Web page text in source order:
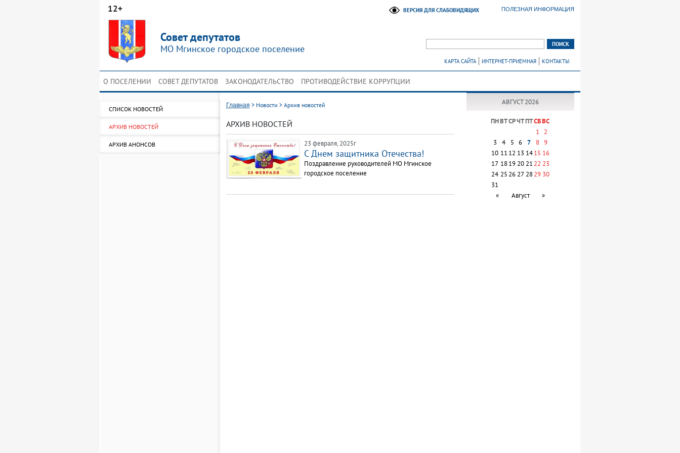
12+
Совет депутатов
МО Мгинское городское поселение
КАРТА САЙТА ИНТЕРНЕТ-ПРИЕМНАЯ КОНТАКТЫ
ВЕРСИЯ ДЛЯ СЛАБОВИДЯЩИХ ПОЛЕЗНАЯ ИНФОРМАЦИЯ
О ПОСЕЛЕНИИ СОВЕТ ДЕПУТАТОВ ЗАКОНОДАТЕЛЬСТВО ПРОТИВОДЕЙСТВИЕ КОРРУПЦИИ
СПИСОК НОВОСТЕЙ
АРХИВ НОВОСТЕЙ
АРХИВ АНОНСОВ
Главная > Новости > Архив новостей
АРХИВ НОВОСТЕЙ
23 февраля, 2025г
С Днем защитника Отечества!
Поздравление руководителей МО Мгинское
городское поселение
АВГУСТ 2026
ПНВТСРЧТПТСБВС
1
2
3
4 5 6 7 8 9
10 11 12 13 1415 16
17 18192021 22 23
24 2526272829 30
31
«
Август »